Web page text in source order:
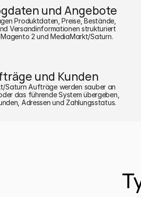
und Angebote
Produktdaten, Preise, Bestände,
Versandinformationen strukturiert
2 und MediaMarkt/Saturn.
und Kunden
Saturn Aufträge werden sauber an
das führende System übergeben,
Adressen und Zahlungsstatus.